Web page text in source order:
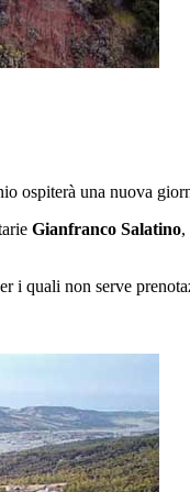
una nuova
Gianfranco Salatino,
quali non serve